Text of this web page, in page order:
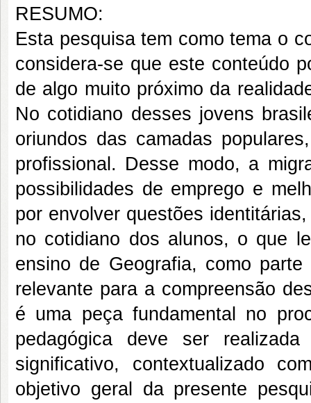
RESUMO:
Esta pesquisa tem como tema o
considera-se que este conteúdo
de algo muito próximo da
No cotidiano desses jovens
oriundos das camadas
profissional. Desse modo, a
possibilidades de emprego e
por envolver questões
no cotidiano dos alunos, o que
ensino de Geografia, como
relevante para a compreensão
é uma peça fundamental no
pedagógica deve ser
significativo, contextualizado
objetivo geral da presente